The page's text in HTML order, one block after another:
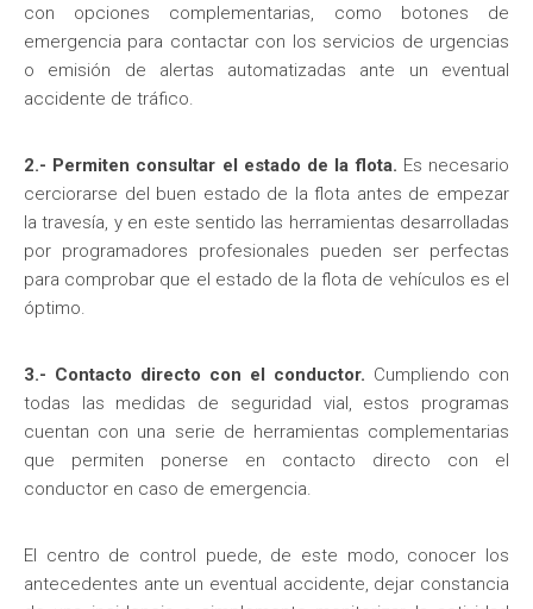
con opciones complementarias, como botones de
emergencia para contactar con los servicios de urgencias
o emisión de alertas automatizadas ante un eventual
accidente de tráfico.
2.- Permiten consultar el estado de la flota. Es necesario
cerciorarse del buen estado de la flota antes de empezar
la travesía, y en este sentido las herramientas desarrolladas
por programadores profesionales pueden ser perfectas
para comprobar que el estado de la flota de vehículos es el
óptimo.
3.- Contacto directo con el conductor. Cumpliendo con
todas las medidas de seguridad vial, estos programas
cuentan con una serie de herramientas complementarias
que permiten ponerse en contacto directo con el
conductor en caso de emergencia.
El centro de control puede, de este modo, conocer los
antecedentes ante un eventual accidente, dejar constancia